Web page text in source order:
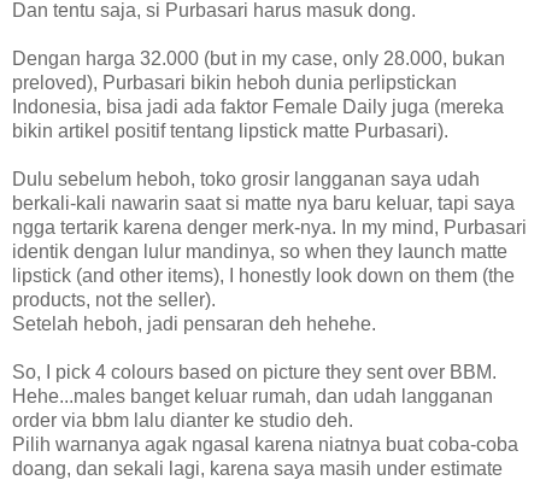
Dan tentu saja, si Purbasari harus masuk dong.
Dengan harga 32.000 (but in my case, only 28.000, bukan
preloved), Purbasari bikin heboh dunia perlipstickan
Indonesia, bisa jadi ada faktor Female Daily juga (mereka
bikin artikel positif tentang lipstick matte Purbasari).
Dulu sebelum heboh, toko grosir langganan saya udah
berkali-kali nawarin saat si matte nya baru keluar, tapi saya
ngga tertarik karena denger merk-nya. In my mind, Purbasari
identik dengan lulur mandinya, so when they launch matte
lipstick (and other items), I honestly look down on them (the
products, not the seller).
Setelah heboh, jadi pensaran deh hehehe.
So, I pick 4 colours based on picture they sent over BBM.
Hehe...males banget keluar rumah, dan udah langganan
order via bbm lalu dianter ke studio deh.
Pilih warnanya agak ngasal karena niatnya buat coba-coba
doang, dan sekali lagi, karena saya masih under estimate